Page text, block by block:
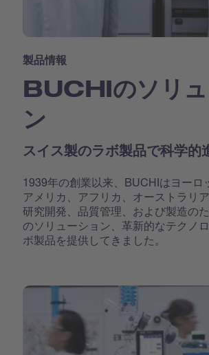
製品情報
BUCHIのソリュ
ン
スイス製のラボ製品で科学的
1939年の創業以来、BUCHIはヨーロ
アメリカ、アフリカ、オーストラリア
研究開発、品質管理、および製造の
のソリューション、革新的なテクノ
ボ製品を提供してきました。